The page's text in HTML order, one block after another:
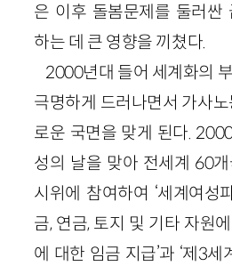
은 이후 돌봄문제를 둘러싼
하는 데 큰 영향을 끼쳤다.
2000년대 들어 세계화의
극명하게 드러나면서 가사
로운 국면을 맞게 된다.
성의 날을 맞아 전세계 60개
시위에 참여하여 ‘세계여성
금, 연금, 토지 및 기타 자원
에 대한 임금 지급’과 ‘제3세